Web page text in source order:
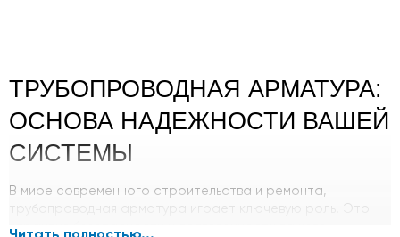
ТРУБОПРОВОДНАЯ АРМАТУРА:
ОСНОВА НАДЕЖНОСТИ ВАШЕЙ
СИСТЕМЫ
В мире современного строительства и ремонта,
трубопроводная арматура играет ключевую роль. Это
гарантия безопасности и долговечности вашего